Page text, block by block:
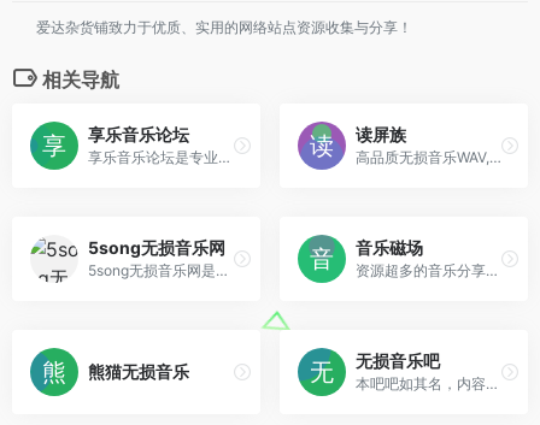
爱达杂货铺致力于优质、实用的网络站点资源收集与分享！
相关导航
享乐音乐论坛
享乐音乐论坛是专业提供高品质无损音乐免费下载的网站，更是音乐发烧友的乐园，拥有的无损音乐下载格式包含各种类型，还有车载音乐下载，汽车音乐打包下载，名不虚传的海量高品质无损音乐下载天堂。
读屏族
高品质无损音乐WAV,FLAC,APE,SACD,DFF,DSF，有声小说，评书
5song无损音乐网
5song无损音乐网是一个免费提供全网无损音乐及mp3歌曲免费下载网站,为广大音乐爱好者提供音乐资源分享平台。
音乐磁场
资源超多的音乐分享论坛
熊猫无损音乐
无损音乐吧
本吧吧如其名，内容关乎 无损 和 音乐。鉴于“无损”的知名度远不如音乐，所以本吧相比音乐吧，绝对算得上小吧。_x000D_